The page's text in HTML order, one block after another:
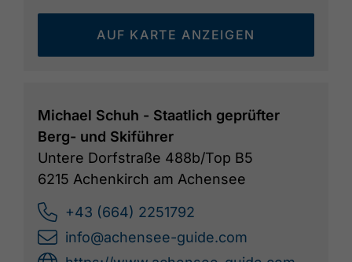
AUF KARTE ANZEIGEN
Michael Schuh - Staatlich geprüfter
Berg- und Skiführer
Untere Dorfstraße 488b/Top B5
6215 Achenkirch am Achensee
+43 (664) 2251792
info@achensee-guide.com